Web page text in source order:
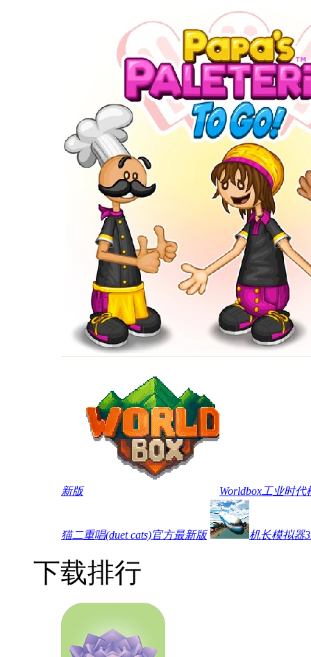
新版 Worldbox工业时
猫二重唱(duet cats)官方最新版 机长模拟器
下载排行